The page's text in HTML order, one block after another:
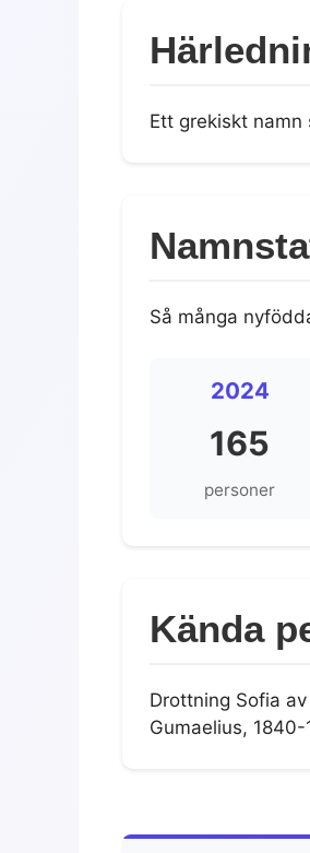
Ett grekiskt
Så många
2024
165
personer
Kända
Drottning Sofia
Gumaelius,